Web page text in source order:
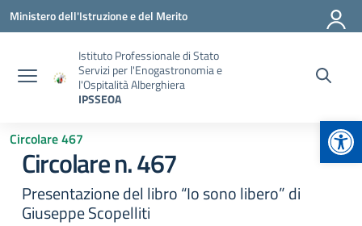
Vai ai contenuti
Vai al menu di navigazione
Vai al footer
Ministero dell'Istruzione e del Merito
Istituto Professionale di Stato
Servizi per l'Enogastronomia e
l'Ospitalità Alberghiera
IPSSEOA
Circolare 467
Circolare n. 467
Presentazione del libro “Io sono libero” di
Giuseppe Scopelliti